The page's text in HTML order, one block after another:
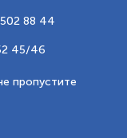
88 44
45/46
пропустите